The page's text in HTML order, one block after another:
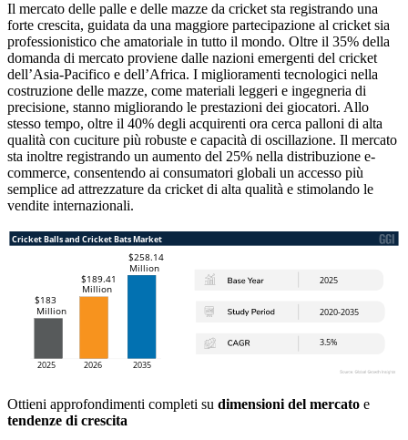
Il mercato delle palle e delle mazze da cricket sta registrando una
forte crescita, guidata da una maggiore partecipazione al cricket sia
professionistico che amatoriale in tutto il mondo. Oltre il 35% della
domanda di mercato proviene dalle nazioni emergenti del cricket
dell’Asia-Pacifico e dell’Africa. I miglioramenti tecnologici nella
costruzione delle mazze, come materiali leggeri e ingegneria di
precisione, stanno migliorando le prestazioni dei giocatori. Allo
stesso tempo, oltre il 40% degli acquirenti ora cerca palloni di alta
qualità con cuciture più robuste e capacità di oscillazione. Il mercato
sta inoltre registrando un aumento del 25% nella distribuzione e-
commerce, consentendo ai consumatori globali un accesso più
semplice ad attrezzature da cricket di alta qualità e stimolando le
vendite internazionali.
Ottieni approfondimenti completi su dimensioni del mercato e
tendenze di crescita